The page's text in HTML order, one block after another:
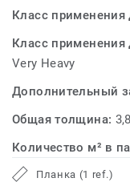
достаточно самых
просто
без усилий!
Класс
Класс
Very Heavy
Дополнительный
Общая толщина:
Количество м² в
Планка (1 ref.)